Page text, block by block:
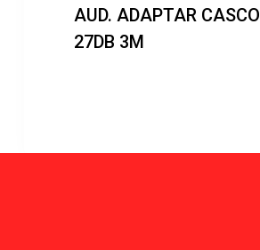
AUD. ADAPTAR CASCO
27DB 3M